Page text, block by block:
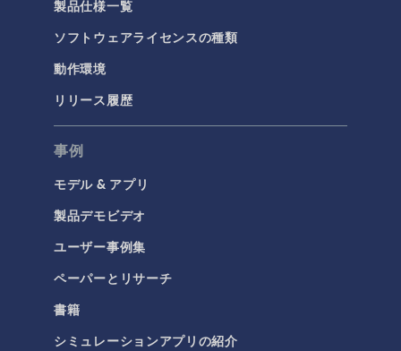
製品仕様一覧
ソフトウェアライセンスの種類
動作環境
リリース履歴
事例
モデル & アプリ
製品デモビデオ
ユーザー事例集
ペーパーとリサーチ
書籍
シミュレーションアプリの紹介